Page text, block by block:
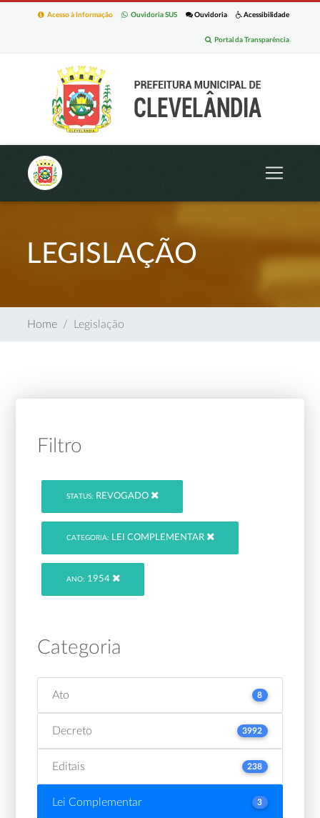
Acessibilidade
Ouvidoria
Ouvidoria SUS
Acesso à Informação
Portal da Transparência
LEGISLAÇÃO
Home Legislação
Filtro
STATUS: REVOGADO
CATEGORIA: LEI COMPLEMENTAR
ANO: 1954
Categoria
Ato 8
Decreto 3992
Editais 238
Lei Complementar 3